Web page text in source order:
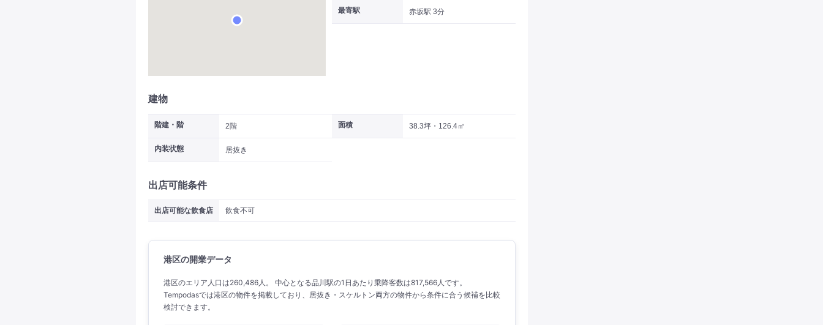
最寄駅 赤坂駅 3分
建物
階建・階 2階 面積 38.3坪・126.4㎡
内装状態 居抜き
出店可能条件
出店可能な飲食店 飲食不可
港区の開業データ
港区のエリア人口は260,486人。 中心となる品川駅の1日あたり乗降客数は817,566人です。
Tempodasでは港区の物件を掲載しており、居抜き・スケルトン両方の物件から条件に合う候補を比較
検討できます。